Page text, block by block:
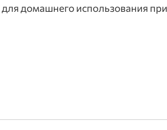
для домашнего использования